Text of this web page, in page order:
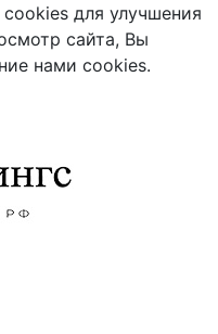
для улучшения
сайта, Вы
нами cookies.